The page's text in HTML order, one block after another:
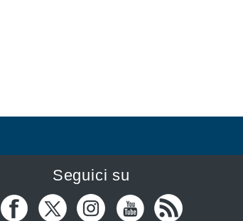
Seguici su